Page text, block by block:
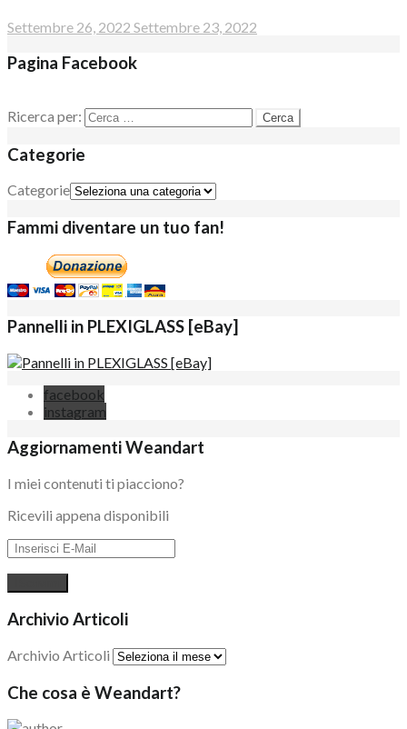
Settembre 26, 2022 Settembre 23, 2022
Pagina Facebook
Ricerca per:
Categorie
Categorie
Fammi diventare un tuo fan!
Pannelli in PLEXIGLASS [eBay]
facebook
instagram
Aggiornamenti Weandart
I miei contenuti ti piacciono?
Ricevili appena disponibili
Archivio Articoli
Archivio Articoli
Che cosa è Weandart?